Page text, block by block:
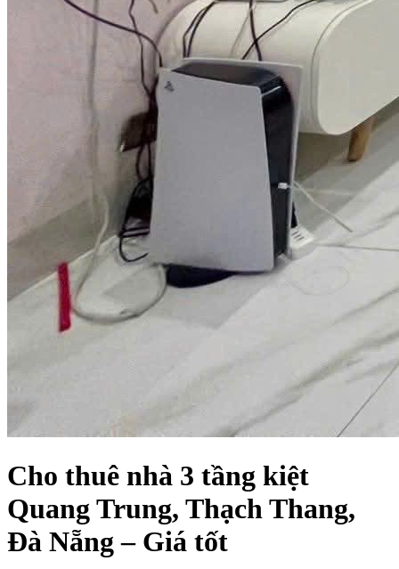
Cho thuê nhà 3 tầng kiệt
Quang Trung, Thạch Thang,
Đà Nẵng – Giá tốt